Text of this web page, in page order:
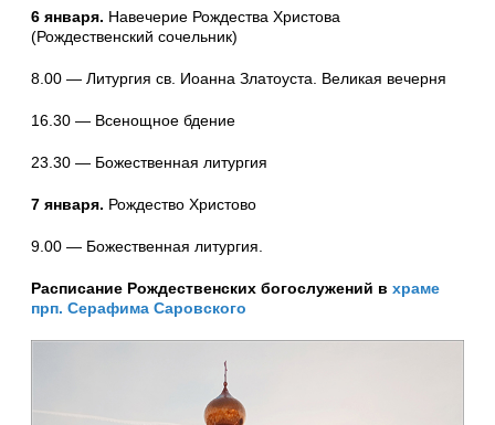
6 января. Навечерие Рождества Христова
(Рождественский сочельник)
8.00 — Литургия св. Иоанна Златоуста. Великая вечерня
16.30 — Всенощное бдение
23.30 — Божественная литургия
7 января. Рождество Христово
9.00 — Божественная литургия.
Расписание Рождественских богослужений в храме
прп. Серафима Саровского